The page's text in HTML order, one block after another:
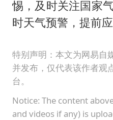
惕，及时关注国家
时天气预警，提前应
特别声明：本文为网易自
并发布，仅代表该作者观
台。
Notice: The content
and videos if any) is